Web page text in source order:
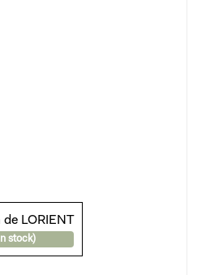
de LORIENT
stock)